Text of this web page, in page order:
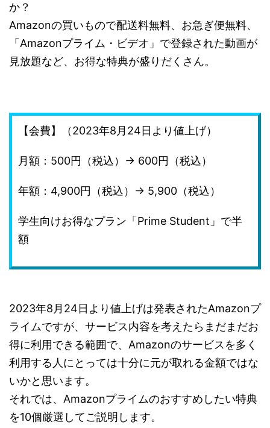
か？
Amazonの買いもので配送料無料、お急ぎ便無料、
「Amazonプライム・ビデオ」で登録された動画が
見放題など、お得な特典が盛りだくさん。
【会費】（2023年8月24日より値上げ）
月額：500円（税込）→ 600円（税込）
年額：4,900円（税込）→ 5,900（税込）
学生向けお得なプラン「Prime Student」で半
額
2023年8月24日より値上げは発表されたAmazonプ
ライムですが、サービス内容を考えたらまだまだお
得に利用できる範囲で、Amazonのサービスを多く
利用する人にとっては十分に元が取れる金額ではな
いかと思います。
それでは、Amazonプライムのおすすめしたい特典
を10個厳選してご説明します。